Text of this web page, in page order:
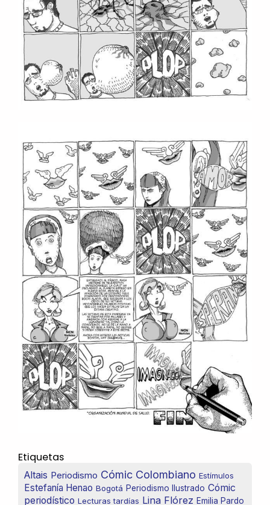
Etiquetas
Altais Periodismo Cómic Colombiano Estímulos
Estefanía Henao Bogotá Periodismo Ilustrado Cómic
periodístico Lecturas tardías Lina Flórez Emilia Pardo